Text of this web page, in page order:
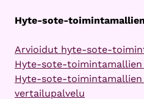
Hyte-sote-
Arvioidut hyte-sote-
Hyte-sote-
Hyte-sote-
vertailupalvelu